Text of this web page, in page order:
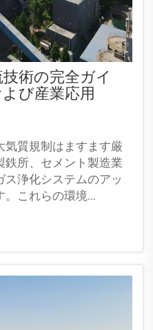
術の完全ガイ
び産業応用
気質規制はますます厳
鉄所、セメント製造業
浄化システムのアッ
。これらの環境...